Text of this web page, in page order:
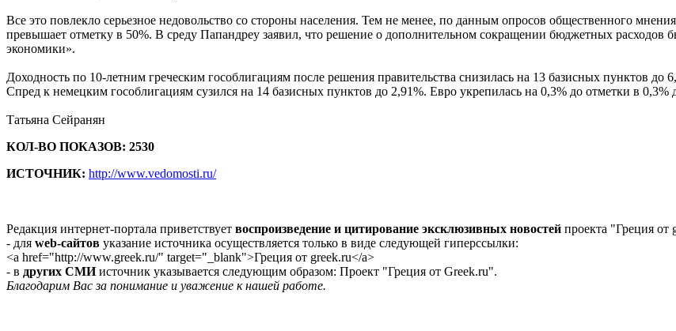
Все это повлекло серьезное недовольство со стороны населения. Тем не менее, по данным опросов общественного
превышает отметку в 50%. В среду Папандреу заявил, что решение о дополнительном сокращении бюджетных
экономики».
Доходность по 10-летним греческим гособлигациям после решения правительства снизилась на 13 базисных пунктов
Спред к немецким гособлигациям сузился на 14 базисных пунктов до 2,91%. Евро укрепилась на 0,3% до отметки в 0,3%
Татьяна Сейранян
КОЛ-ВО ПОКАЗОВ: 2530
ИСТОЧНИК: http://www.vedomosti.ru/
Редакция интернет-портала приветствует воспроизведение и цитирование эксклюзивных новостей проекта "Греция от
- для web-сайтов указание источника осуществляется только в виде следующей гиперссылки:
<a href="http://www.greek.ru/" target="_blank">Греция от greek.ru</a>
- в других СМИисточник указывается следующим образом: Проект "Греция от Greek.ru".
Благодарим Вас за понимание и уважение к нашей работе.